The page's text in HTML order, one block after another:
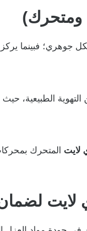
ومتحرك)
جوهري؛ فبينما
الطبيعية،
لايت المتحرك
لايت